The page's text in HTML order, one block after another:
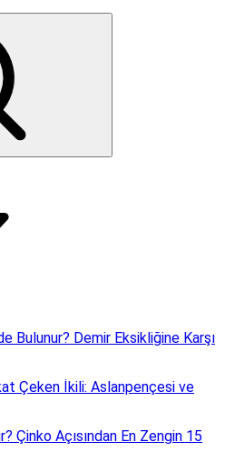
Bulunur? Demir Eksikliğine Karşı
Çeken İkili: Aslanpençesi ve
Çinko Açısından En Zengin 15